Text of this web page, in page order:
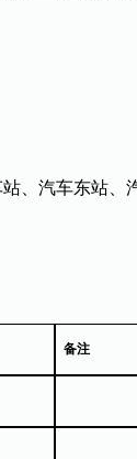
、汽车东站、
备注